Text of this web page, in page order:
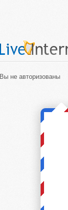
Вы не авторизованы